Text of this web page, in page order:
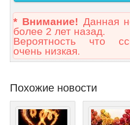
* Внимание! Данная
более 2 лет назад.
Вероятность что
очень низкая.
Похожие новости